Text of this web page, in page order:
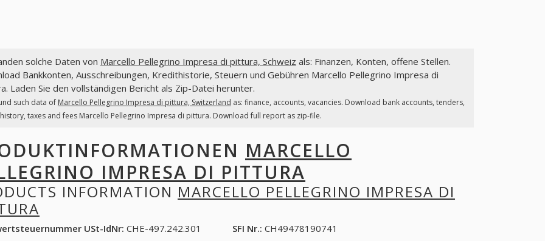
solche Daten von Marcello Pellegrino Impresa di pittura, Schweiz als: Finanzen, Konten, offene Stellen.
Bankkonten, Ausschreibungen, Kredithistorie, Steuern und Gebühren Marcello Pellegrino Impresa di
Laden Sie den vollständigen Bericht als Zip-Datei herunter.
such data of Marcello Pellegrino Impresa di pittura, Switzerland as: finance, accounts, vacancies. Download bank accounts, tenders,
taxes and fees Marcello Pellegrino Impresa di pittura. Download full report as zip-file.
MARCELLO
IMPRESA DI PITTURA
INFORMATION MARCELLO PELLEGRINO IMPRESA DI
USt-IdNr: CHE-497.242.301
SFI Nr.: CH49478190741